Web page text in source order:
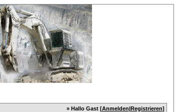
» Hallo Gast [Anmelden|Registrieren]